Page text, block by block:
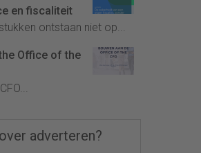
en fiscaliteit
ontstaan niet op...
Office of the
adverteren?